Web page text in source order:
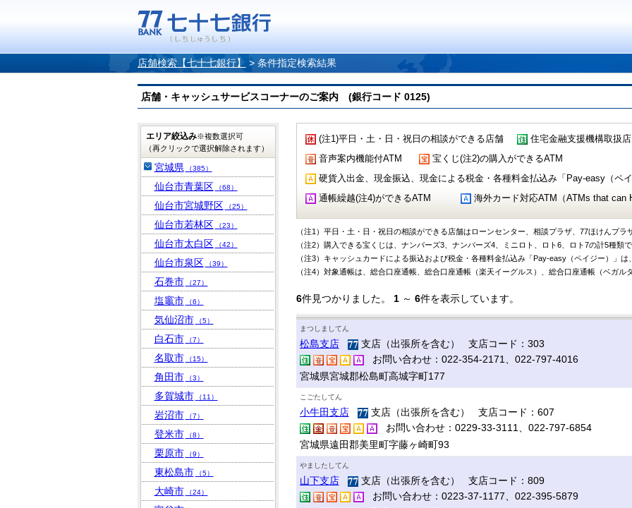
店舗検索【七十七銀行】 > 条件指定検索結果
店舗・キャッシュサービスコーナーのご案内 (銀行コード 0125)
(注1)平日・土・日・祝日の相談ができる店舗 住宅金融支援機構取扱店
音声案内機能付ATM
宝くじ(注2)の購入ができるATM
硬貨入出金、現金振込、現金による税金・各種料金払込み「Pay-easy（ペ
通帳繰越(注4)ができるATM
海外カード対応ATM（ATMs that can
（注1）平日・土・日・祝日の相談ができる店舗はローンセンター、相談プラザ、77ほけんプラ
（注2）購入できる宝くじは、ナンバーズ3、ナンバーズ4、ミニロト、ロト6、ロト7の計5種類で
（注3）キャッシュカードによる振込および税金・各種料金払込み「Pay-easy（ペイジー）」は
（注4）対象通帳は、総合口座通帳、総合口座通帳（楽天イーグルス）、総合口座通帳（ベガル
6件見つかりました。 1～ 6件を表示しています。
まつしましてん
松島支店
支店（出張所を含む） 支店コード：303
お問い合わせ：022-354-2171、022-797-4016
宮城県宮城郡松島町高城字町177
こごたしてん
小牛田支店
支店（出張所を含む） 支店コード：607
お問い合わせ：0229-33-3111、022-797-6854
宮城県遠田郡美里町字藤ヶ崎町93
やましたしてん
山下支店
支店（出張所を含む） 支店コード：809
お問い合わせ：0223-37-1177、022-395-5879
エリア絞込み※複数選択可
（再クリックで選択解除されます）
宮城県 （385）
仙台市青葉区 （68）
仙台市宮城野区 （25）
仙台市若林区 （23）
仙台市太白区 （42）
仙台市泉区 （39）
石巻市 （27）
塩竈市 （6）
気仙沼市 （5）
白石市 （7）
名取市 （15）
角田市 （3）
多賀城市 （11）
岩沼市 （7）
登米市 （8）
栗原市 （9）
東松島市 （5）
大崎市 （24）